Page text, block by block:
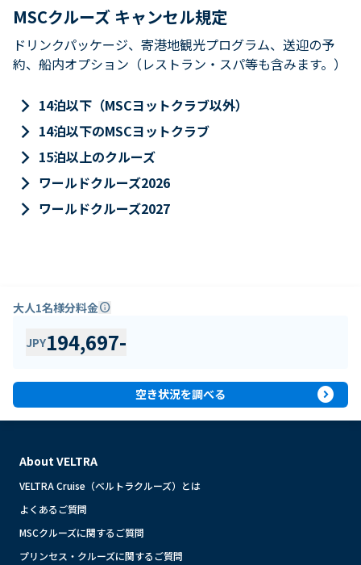
MSCクルーズ キャンセル規定
ドリンクパッケージ、寄港地観光プログラム、送迎の予
約、船内オプション（レストラン・スパ等も含みます。）
keyboard_arrow_right 14泊以下（MSCヨットクラブ以外）
keyboard_arrow_right 14泊以下のMSCヨットクラブ
keyboard_arrow_right 15泊以上のクルーズ
keyboard_arrow_right ワールドクルーズ2026
keyboard_arrow_right ワールドクルーズ2027
大人1名様分料金info
JPY194,697-
空き状況を調べる expand_circle_right
About VELTRA
VELTRA Cruise（ベルトラクルーズ）とは
よくあるご質問
MSCクルーズに関するご質問
プリンセス・クルーズに関するご質問